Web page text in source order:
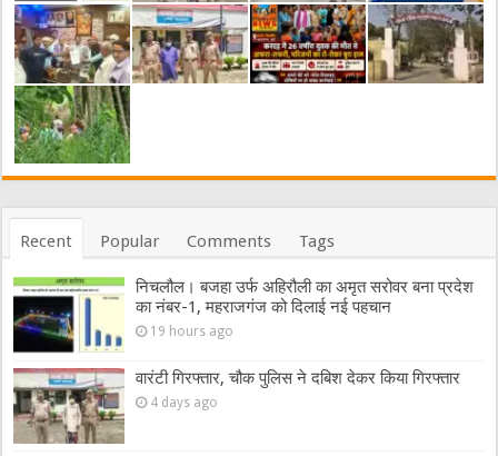
Recent Popular Comments Tags
निचलौल। बजहा उर्फ अहिरौली का अमृत सरोवर बना प्रदेश
का नंबर-1, महराजगंज को दिलाई नई पहचान
19 hours ago
वारंटी गिरफ्तार, चौक पुलिस ने दबिश देकर किया गिरफ्तार
4 days ago